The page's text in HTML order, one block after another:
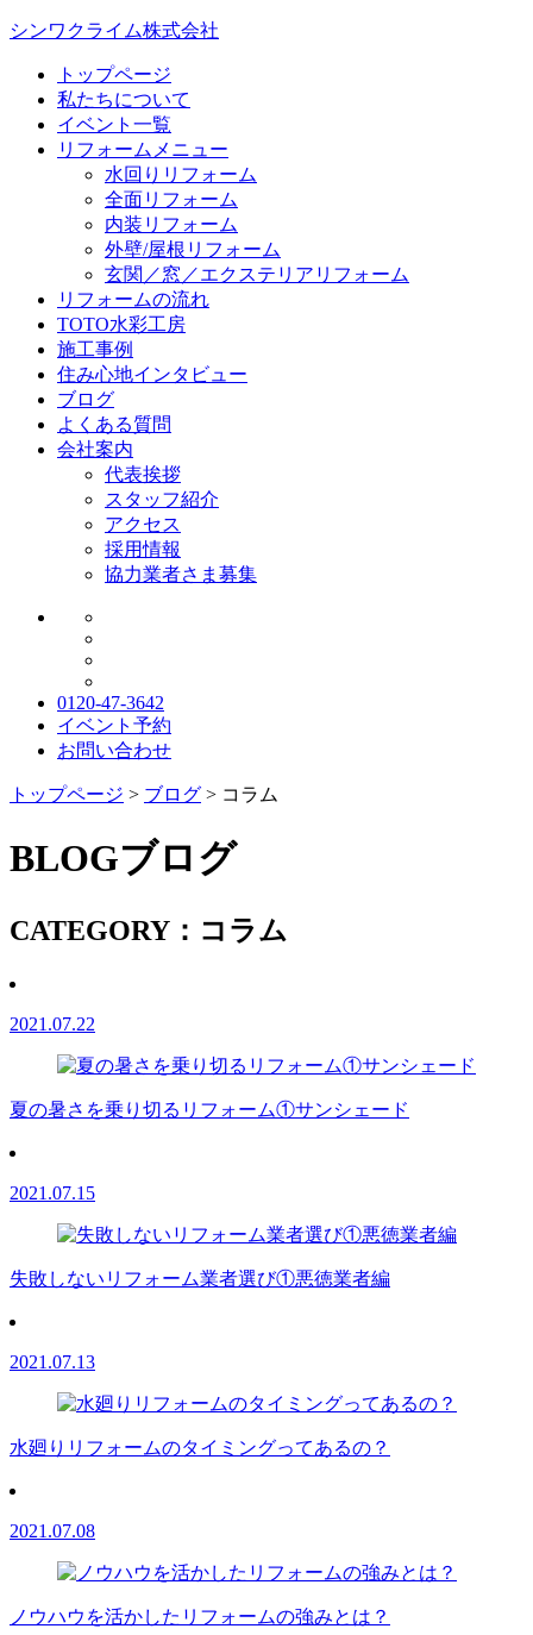
シンワクライム株式会社
トップページ
私たちについて
イベント一覧
リフォームメニュー
水回りリフォーム
全面リフォーム
内装リフォーム
外壁/屋根リフォーム
玄関／窓／エクステリアリフォーム
リフォームの流れ
TOTO水彩工房
施工事例
住み心地インタビュー
ブログ
よくある質問
会社案内
代表挨拶
スタッフ紹介
アクセス
採用情報
協力業者さま募集
0120-47-3642
イベント予約
お問い合わせ
トップページ > ブログ > コラム
BLOGブログ
CATEGORY：コラム
2021.07.22
夏の暑さを乗り切るリフォーム①サンシェード
2021.07.15
失敗しないリフォーム業者選び①悪徳業者編
2021.07.13
水廻りリフォームのタイミングってあるの？
2021.07.08
ノウハウを活かしたリフォームの強みとは？